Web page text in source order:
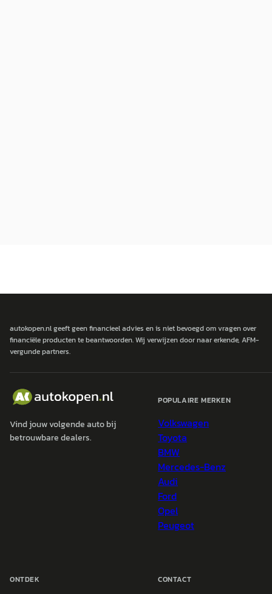
autokopen.nl geeft geen financieel advies en is niet bevoegd om vragen over
financiële producten te beantwoorden. Wij verwijzen door naar erkende, AFM-
vergunde partners.
Vind jouw volgende auto bij
betrouwbare dealers.
POPULAIRE MERKEN
Volkswagen
Toyota
BMW
Mercedes-Benz
Audi
Ford
Opel
Peugeot
ONTDEK CONTACT